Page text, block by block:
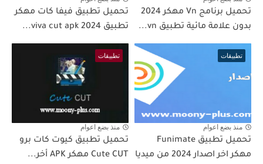
تحميل برنامج Vn مهكر 2024
بدون علامة مائية تطبيق vn...
تحميل تطبيق فيفا كات مهكر
تطبيق viva cut apk 2024...
تطبيقات
منذ بضع اعوام
تحميل تطبيق Funimate
مهكر اخر اصدار 2024 من ميديا
تطبيقات
منذ بضع اعوام
تحميل تطبيق كيوت كات برو
Cute CUT مهكر APK أخر...